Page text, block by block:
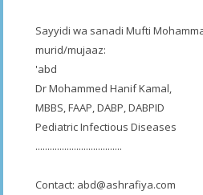
Sayyidi wa sanadi Mufti
murid/mujaaz:
'abd
Dr Mohammed Hanif Kamal,
MBBS, FAAP, DABP, DABPID
Pediatric Infectious Diseases
....................................
Contact: abd@ashrafiya.com